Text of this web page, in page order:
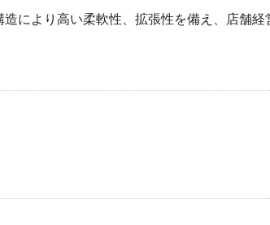
により高い柔軟性、拡張性を備え、店舗